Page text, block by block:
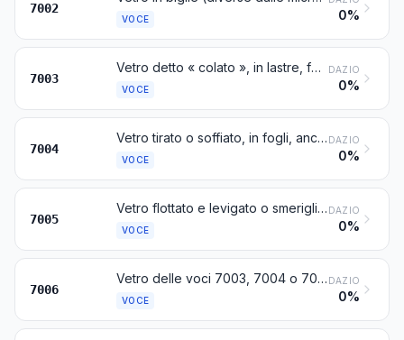
7002
VOCE 0%
7003
Vetro detto « colato », in lastre, fogli o profilati, anche con strato assorbente, riflettente o non riflettente, ma non altrimenti lavorato
VOCE
DAZIO
0%
7004
Vetro tirato o soffiato, in fogli, anche con strato assorbente, riflettente o non riflettente, ma non altrimenti lavorato
VOCE
DAZIO
0%
7005
Vetro flottato e levigato o smerigliato su una o entrambe le facce, in lastre o in fogli, anche con strato assorbente, riflettente o non riflettente, ma non altrimenti lavorato
VOCE
DAZIO
0%
7006
Vetro delle voci 7003, 7004 o 7005, curvato, smussato, inciso, forato, smaltato o altrimenti lavorato, ma non incorniciato né combinato con altre materie
VOCE
DAZIO
0%